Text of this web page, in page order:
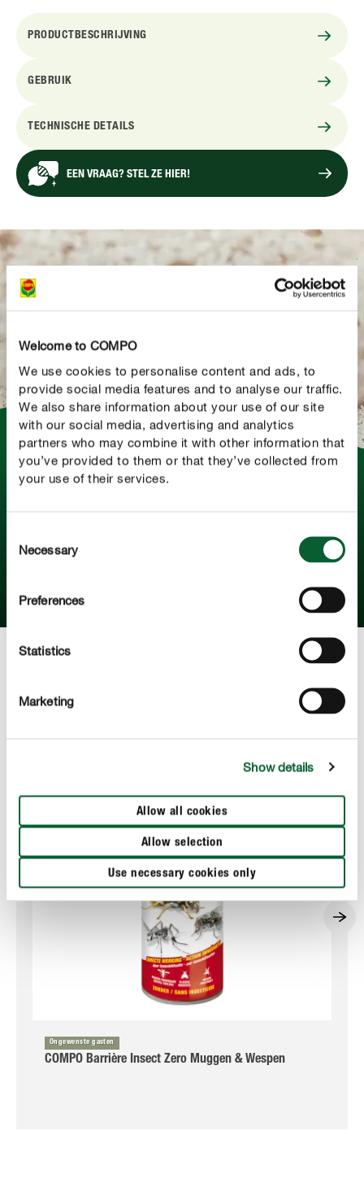
Welcome to COMPO
We use cookies to personalise content and ads, to
provide social media features and to analyse our traffic.
We also share information about your use of our site
with our social media, advertising and analytics
partners who may combine it with other information that
you’ve provided to them or that they’ve collected from
your use of their services.
Selection
Necessary
Preferences
Statistics
Marketing
Show details
Allow all cookies
Allow selection
Use necessary cookies only
PRODUCTBESCHRIJVING
GEBRUIK
TECHNISCHE DETAILS
EEN VRAAG? STEL ZE HIER!
Leer meer over vliegen
ze op doeltreffende manier? Je ontdekt het hier!
Ongewenste gasten
COMPO Barrière Insect Zero Muggen & Wespen